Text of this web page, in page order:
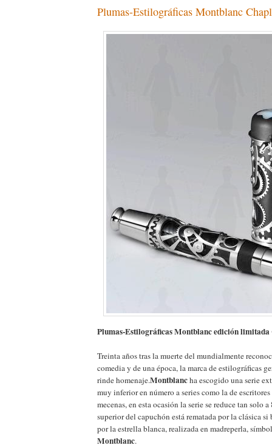
Plumas-Estilográficas Montblanc
Plumas-Estilográficas Montblanc edición
Treinta años tras la muerte del mundialmente
comedia y de una época, la marca de estilográficas
rinde homenaje.Montblancha escogido una serie
muy inferior en número a series como la de
mecenas, en esta ocasión la serie se reduce tan solo
superior del capuchón está rematada por la clásica si
por la estrella blanca, realizada en madreperla,
Montblanc.